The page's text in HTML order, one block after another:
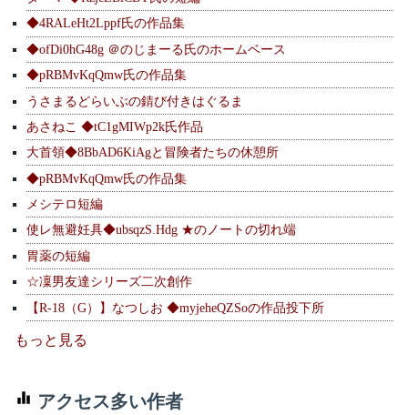
◆4RALeHt2Lppf氏の作品集
◆ofDi0hG48g ＠のじまーる氏のホームベース
◆pRBMvKqQmw氏の作品集
うさまるどらいぶの錆び付きはぐるま
あさねこ ◆tC1gMIWp2k氏作品
大首領◆8BbAD6KiAgと冒険者たちの休憩所
◆pRBMvKqQmw氏の作品集
メシテロ短編
使レ無避妊具◆ubsqzS.Hdg ★のノートの切れ端
胃薬の短編
☆凜男友達シリーズ二次創作
【R-18（G）】なつしお ◆myjeheQZSoの作品投下所
もっと見る
アクセス多い作者